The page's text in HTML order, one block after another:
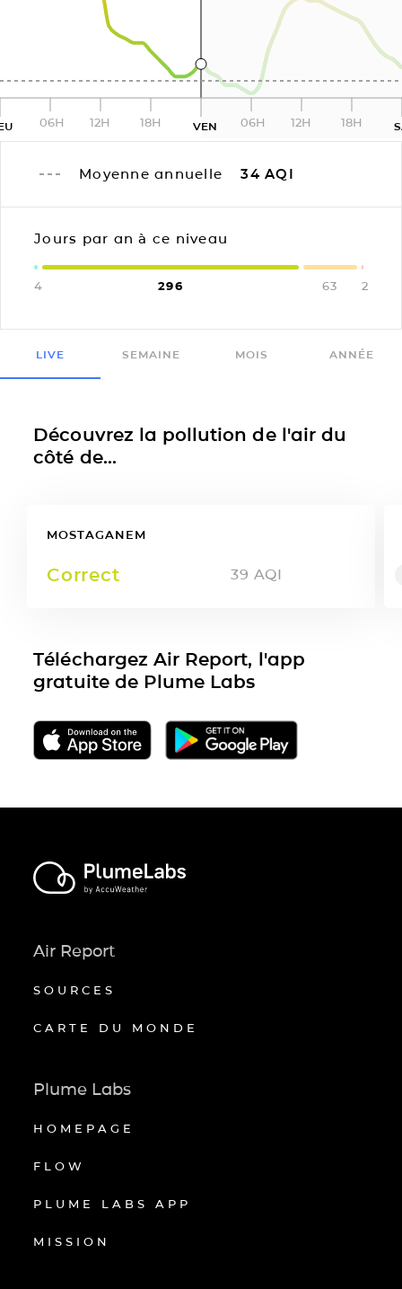
06H 12H 18H VEN 06H 12H 18H
Moyenne annuelle 34 AQI
Jours par an à ce niveau
4 296 63 2
LIVE SEMAINE MOIS ANNÉE
Découvrez la pollution de l'air du
côté de...
MOSTAGANEM
Correct 39 AQI
Téléchargez Air Report, l'app
gratuite de Plume Labs
Air Report
SOURCES
CARTE DU MONDE
Plume Labs
HOMEPAGE
FLOW
PLUME LABS APP
MISSION